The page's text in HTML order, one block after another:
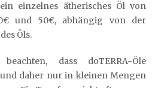
einzelnes ätherisches Öl von
und 50€, abhängig von der
Öls.
dass doTERRA-Öle
daher nur in kleinen Mengen